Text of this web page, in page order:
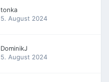
tonka
5. August 2024
DominikJ
5. August 2024